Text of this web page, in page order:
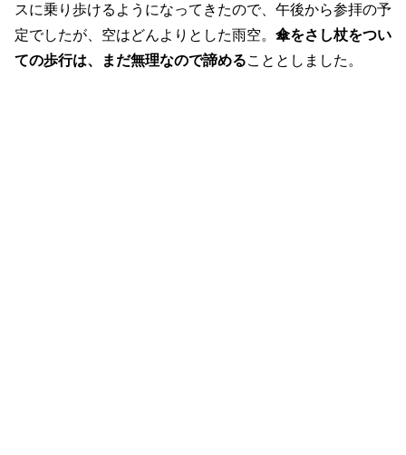
スに乗り歩けるようになってきたので、午後から参拝の予
定でしたが、空はどんよりとした雨空。 傘をさし杖をつい
ての歩行は、まだ無理なので諦めることとしました。